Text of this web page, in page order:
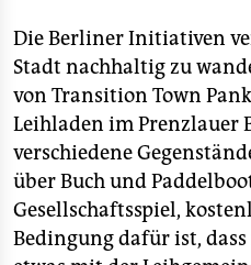
Die Berliner Initiativen
Stadt nachhaltig zu
von Transition Town
Leihladen im Prenzlauer
verschiedene
über Buch und
Gesellschaftsspiel,
Bedingung dafür ist,